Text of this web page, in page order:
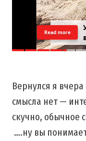
Read more
Вернулся я
смысла нет —
скучно, обычное
….ну вы